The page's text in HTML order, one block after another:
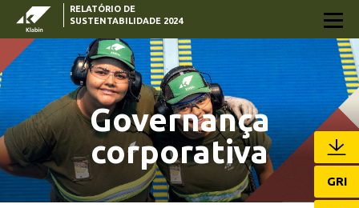
Pular para o Conteúdo principal
RELATÓRIO DE
SUSTENTABILIDADE 2024
Governança
corporativa
GRI